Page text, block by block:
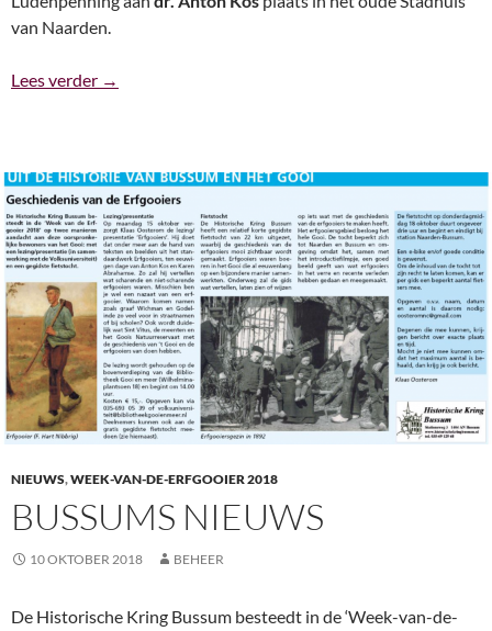
van Naarden.
Lees verder Emil Ludenpenning 2018
→
NIEUWS,WEEK-VAN-DE-ERFGOOIER 2018
BUSSUMS NIEUWS
10 OKTOBER 2018 BEHEER
De Historische Kring Bussum besteedt in de ‘Week-van-de-